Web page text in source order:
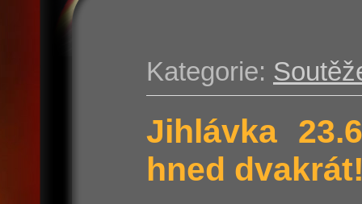
Kategorie:
Jihlávka
hned